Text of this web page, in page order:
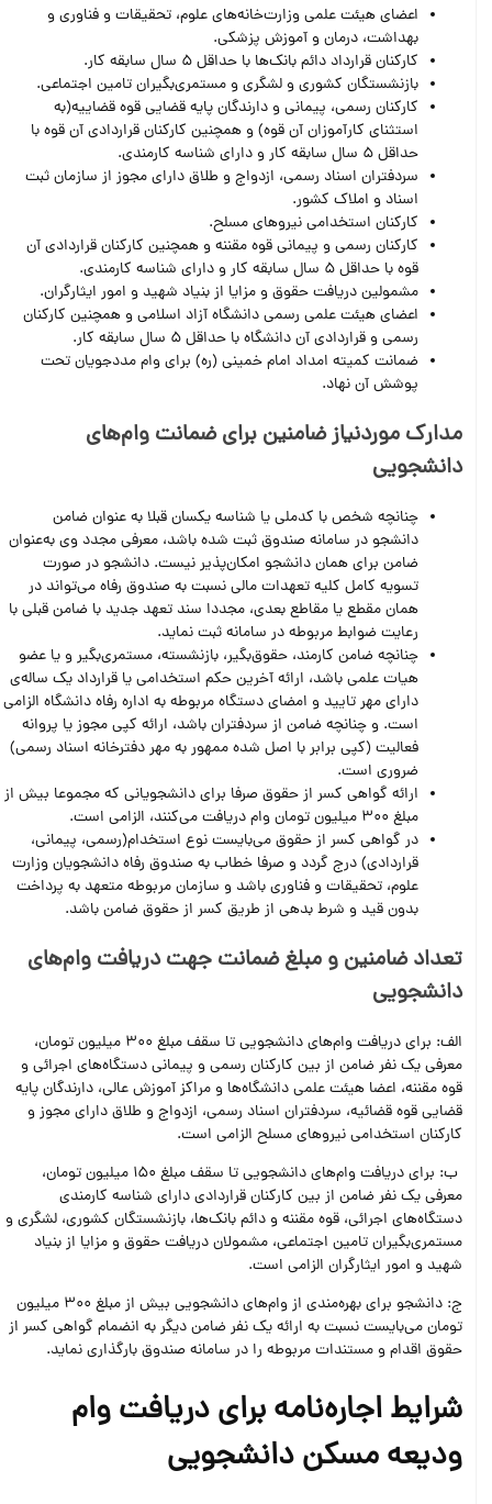
اعضای هیئت علمی وزارت‌خانه‌های علوم،‌ تحقیقات و فناوری و
بهداشت، درمان و آموزش پزشکی.
کارکنان قرارداد دائم بانک‌ها با حداقل 5 سال سابقه کار.
بازنشستگان کشوری و لشگری و مستمری‌بگیران تامین اجتماعی.
کارکنان رسمی، پیمانی و دارندگان پایه قضایی قوه قضاییه(به
استثنای کارآموزان آن قوه) و همچنین کارکنان قراردادی آن قوه با
حداقل 5 سال سابقه کار و دارای شناسه کارمندی.
سردفتران اسناد رسمی، ازدواج و طلاق دارای مجوز از سازمان ثبت
اسناد و املاک کشور.
کارکنان استخدامی نیروهای مسلح.
کارکنان رسمی و پیمانی قوه مقننه و همچنین کارکنان قراردادی آن
قوه با حداقل 5 سال سابقه کار و دارای شناسه کارمندی.
مشمولین دریافت حقوق و مزایا از بنیاد شهید و امور ایثارگران.
اعضای هیئت علمی رسمی دانشگاه آزاد اسلامی و همچنین کارکنان
رسمی و قراردادی آن دانشگاه با حداقل 5 سال سابقه کار.
ضمانت کمیته امداد امام خمینی (ره) برای وام مددجویان تحت
پوشش آن نهاد.
مدارک موردنیاز ضامنین برای ضمانت وام‌های
دانشجویی
چنانچه شخص با کدملی یا شناسه یکسان قبلا به عنوان ضامن
دانشجو در سامانه صندوق ثبت شده باشد، معرفی مجدد وی به‌عنوان
ضامن برای همان دانشجو امکان‌پذیر نیست. دانشجو در صورت
تسویه کامل کلیه تعهدات مالی نسبت به صندوق رفاه می‌تواند در
همان مقطع یا مقاطع بعدی، مجددا سند تعهد جدید با ضامن قبلی با
رعایت ضوابط مربوطه در سامانه ثبت نماید.
چنانچه ضامن کارمند، حقوق‌بگیر، بازنشسته، مستمری‌بگیر و یا عضو
هیات علمی باشد، ارائه آخرین حکم استخدامی یا قرارداد یک ساله‌ی
دارای مهر تایید و امضای دستگاه مربوطه به اداره رفاه دانشگاه الزامی
است. و چنانچه ضامن از سردفتران باشد،‌ ارائه کپی مجوز یا پروانه
فعالیت (کپی برابر با اصل شده ممهور به مهر دفترخانه اسناد رسمی)
ضروری است.
ارائه گواهی کسر از حقوق صرفا برای دانشجویانی که مجموعا بیش از
مبلغ 300 میلیون تومان وام دریافت می‌کنند، الزامی است.
در گواهی کسر از حقوق می‌بایست نوع استخدام(رسمی، پیمانی،
قراردادی) درج گردد و صرفا خطاب به صندوق رفاه دانشجویان وزارت
علوم، تحقیقات و فناوری باشد و سازمان مربوطه متعهد به پرداخت
بدون قید و شرط بدهی از طریق کسر از حقوق ضامن باشد.
تعداد ضامنین و مبلغ ضمانت جهت دریافت وام‌های
دانشجویی
الف: برای دریافت وام‌های دانشجویی تا سقف مبلغ 300 میلیون تومان،
معرفی یک نفر ضامن از بین کارکنان رسمی و پیمانی دستگاه‌های اجرائی و
قوه مقننه، اعضا هیئت علمی دانشگاه‌ها و مراکز آموزش عالی، دارندگان پایه
قضایی قوه قضائیه، سردفتران اسناد رسمی، ازدواج و طلاق دارای مجوز و
کارکنان استخدامی نیروهای مسلح الزامی است.
ب: برای دریافت وام‌های دانشجویی تا سقف مبلغ 150 میلیون تومان،
معرفی یک نفر ضامن از بین کارکنان قراردادی دارای شناسه کارمندی
دستگاه‌های اجرائی، قوه مقننه و دائم بانک‌ها، بازنشستگان کشوری، لشگری و
مستمری‌بگیران تامین اجتماعی، مشمولان دریافت حقوق و مزایا از بنیاد
شهید و امور ایثارگران الزامی است.
ج: دانشجو برای بهره‌مندی از وام‌های دانشجویی بیش از مبلغ 300 میلیون
تومان می‌بایست نسبت به ارائه یک نفر ضامن دیگر به انضمام گواهی کسر از
حقوق اقدام و مستندات مربوطه را در سامانه صندوق بارگذاری نماید.
شرایط اجاره‌نامه برای دریافت وام
ودیعه مسکن دانشجویی